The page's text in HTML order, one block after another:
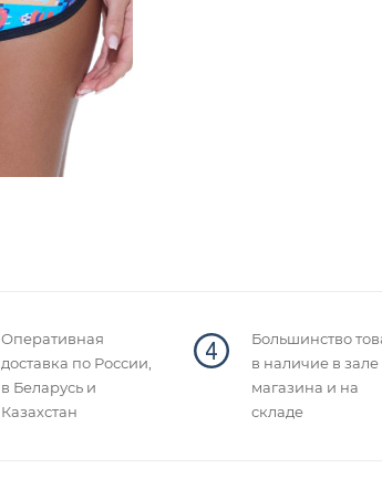
Оперативная
доставка по России,
в Беларусь и
Казахстан
Большинство
в наличие в зале
магазина и на
складе